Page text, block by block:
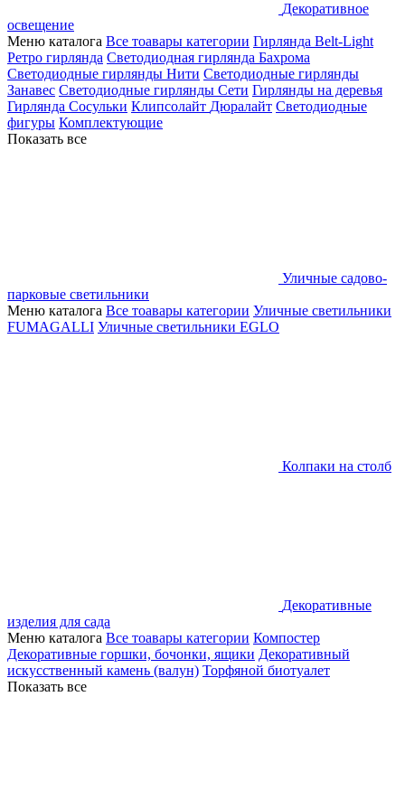
Декоративное
освещение
Меню каталога Все тоавары категории Гирлянда Belt-Light
Ретро гирлянда Светодиодная гирлянда Бахрома
Светодиодные гирлянды Нити Светодиодные гирлянды
Занавес Светодиодные гирлянды Сети Гирлянды на деревья
Гирлянда Сосульки Клипсолайт Дюралайт Светодиодные
фигуры Комплектующие
Показать все
Уличные садово-
парковые светильники
Меню каталога Все тоавары категории Уличные светильники
FUMAGALLI Уличные светильники EGLO
Колпаки на столб
Декоративные
изделия для сада
Меню каталога Все тоавары категории Компостер
Декоративные горшки, бочонки, ящики Декоративный
искусственный камень (валун) Торфяной биотуалет
Показать все